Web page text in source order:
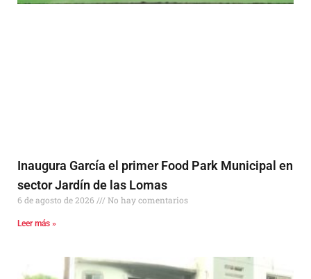
Inaugura García el primer Food Park Municipal en
sector Jardín de las Lomas
6 de agosto de 2026 No hay comentarios
Leer más »